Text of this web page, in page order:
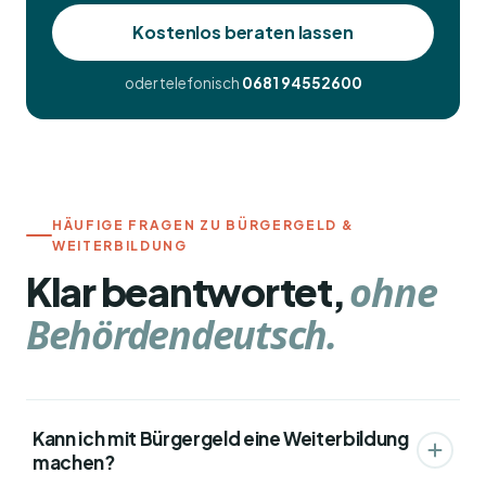
Kostenlos beraten lassen
oder telefonisch 0681 94552600
HÄUFIGE FRAGEN ZU BÜRGERGELD &
WEITERBILDUNG
Klar beantwortet,ohne
Behördendeutsch.
Kann ich mit Bürgergeld eine Weiterbildung
machen?